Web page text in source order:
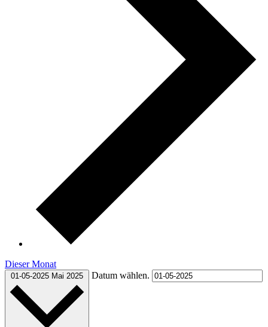
Dieser Monat
01-05-2025 Mai 2025 Datum wählen.